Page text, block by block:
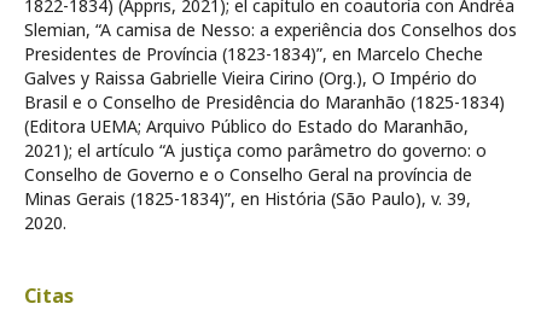
1822-1834) (Appris, 2021); el capítulo en coautoría con Andréa
Slemian, “A camisa de Nesso: a experiência dos Conselhos dos
Presidentes de Província (1823-1834)”, en Marcelo Cheche
Galves y Raissa Gabrielle Vieira Cirino (Org.), O Império do
Brasil e o Conselho de Presidência do Maranhão (1825-1834)
(Editora UEMA; Arquivo Público do Estado do Maranhão,
2021); el artículo “A justiça como parâmetro do governo: o
Conselho de Governo e o Conselho Geral na província de
Minas Gerais (1825-1834)”, en História (São Paulo), v. 39,
2020.
Citas